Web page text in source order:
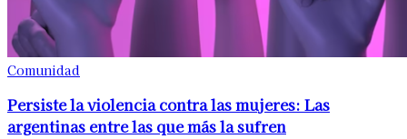
Comunidad
Persiste la violencia contra las mujeres: Las
argentinas entre las que más la sufren